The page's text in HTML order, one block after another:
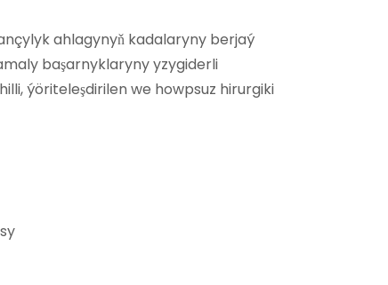
ahlagynyň kadalaryny berjaý
başarnyklaryny yzygiderli
ýöriteleşdirilen we howpsuz hirurgiki